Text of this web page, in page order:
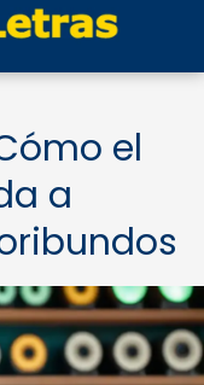
el
a